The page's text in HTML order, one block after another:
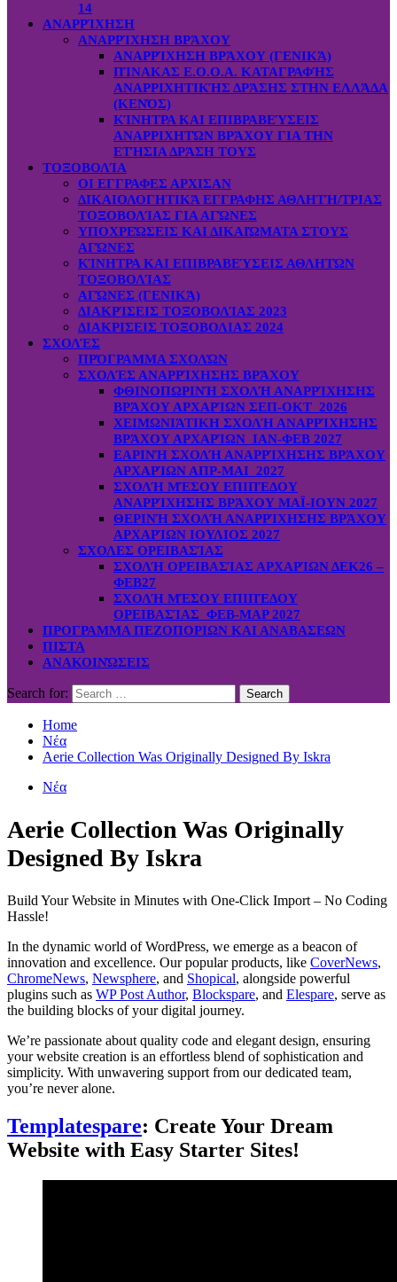
14
ΑΝΑΡΡΊΧΗΣΗ
ΑΝΑΡΡΊΧΗΣΗ ΒΡΆΧΟΥ
ΑΝΑΡΡΊΧΗΣΗ ΒΡΆΧΟΥ (ΓΕΝΙΚΆ)
ΠΊΝΑΚΑΣ Ε.Ο.Ο.Α. ΚΑΤΑΓΡΑΦΉΣ
ΑΝΑΡΡΙΧΗΤΙΚΉΣ ΔΡΆΣΗΣ ΣΤΗΝ ΕΛΛΆΔΑ
(ΚΕΝΌΣ)
ΚΊΝΗΤΡΑ ΚΑΙ ΕΠΙΒΡΑΒΕΎΣΕΙΣ
ΑΝΑΡΡΙΧΗΤΏΝ ΒΡΆΧΟΥ ΓΙΑ ΤΗΝ
ΕΤΉΣΙΑ ΔΡΆΣΗ ΤΟΥΣ
ΤΟΞΟΒΟΛΊΑ
ΟΙ ΕΓΓΡΑΦΕΣ ΑΡΧΙΣΑΝ
ΔΙΚΑΙΟΛΟΓΗΤΙΚΆ ΕΓΓΡΑΦΗΣ ΑΘΛΗΤΉ/ΤΡΙΑΣ
ΤΟΞΟΒΟΛΊΑΣ ΓΙΑ ΑΓΏΝΕΣ
ΥΠΟΧΡΕΏΣΕΙΣ ΚΑΙ ΔΙΚΑΙΏΜΑΤΑ ΣΤΟΥΣ
ΑΓΏΝΕΣ
ΚΊΝΗΤΡΑ ΚΑΙ ΕΠΙΒΡΑΒΕΎΣΕΙΣ ΑΘΛΗΤΏΝ
ΤΟΞΟΒΟΛΊΑΣ
ΑΓΏΝΕΣ (ΓΕΝΙΚΆ)
ΔΙΑΚΡΊΣΕΙΣ ΤΟΞΟΒΟΛΊΑΣ 2023
ΔΙΑΚΡΙΣΕΙΣ ΤΟΞΟΒΟΛΙΑΣ 2024
ΣΧΟΛΈΣ
ΠΡΌΓΡΑΜΜΑ ΣΧΟΛΏΝ
ΣΧΟΛΈΣ ΑΝΑΡΡΊΧΗΣΗΣ ΒΡΆΧΟΥ
ΦΘΙΝΟΠΩΡΙΝΉ ΣΧΟΛΉ ΑΝΑΡΡΊΧΗΣΗΣ
ΒΡΆΧΟΥ ΑΡΧΑΡΊΩΝ ΣΕΠ-ΟΚΤ 2026
ΧΕΙΜΩΝΙΆΤΙΚΗ ΣΧΟΛΉ ΑΝΑΡΡΊΧΗΣΗΣ
ΒΡΆΧΟΥ ΑΡΧΑΡΊΩΝ ΙΑΝ-ΦΕΒ 2027
ΕΑΡΙΝΉ ΣΧΟΛΉ ΑΝΑΡΡΊΧΗΣΗΣ ΒΡΆΧΟΥ
ΑΡΧΑΡΊΩΝ ΑΠΡ-ΜΑΙ 2027
ΣΧΟΛΉ ΜΈΣΟΥ ΕΠΙΠΈΔΟΥ
ΑΝΑΡΡΊΧΗΣΗΣ ΒΡΆΧΟΥ ΜΑΪ-ΙΟΥΝ 2027
ΘΕΡΙΝΉ ΣΧΟΛΉ ΑΝΑΡΡΊΧΗΣΗΣ ΒΡΆΧΟΥ
ΑΡΧΑΡΊΩΝ ΙΟΥΛΙΟΣ 2027
ΣΧΟΛΕΣ ΟΡΕΙΒΑΣΊΑΣ
ΣΧΟΛΉ ΟΡΕΙΒΑΣΊΑΣ ΑΡΧΑΡΊΩΝ ΔΕΚ26 –
ΦΕΒ27
ΣΧΟΛΉ ΜΈΣΟΥ ΕΠΙΠΈΔΟΥ
ΟΡΕΙΒΑΣΊΑΣ ΦΕΒ-ΜΑΡ 2027
ΠΡΟΓΡΑΜΜΑ ΠΕΖΟΠΟΡΙΩΝ ΚΑΙ ΑΝΑΒΑΣΕΩΝ
ΠΙΣΤΑ
ΑΝΑΚΟΙΝΏΣΕΙΣ
Search for:
Home
Νέα
Aerie Collection Was Originally Designed By Iskra
Νέα
Aerie Collection Was Originally
Designed By Iskra
Build Your Website in Minutes with One-Click Import – No Coding
Hassle!
In the dynamic world of WordPress, we emerge as a beacon of
innovation and excellence. Our popular products, like CoverNews,
ChromeNews, Newsphere, and Shopical, alongside powerful
plugins such as WP Post Author, Blockspare, and Elespare, serve as
the building blocks of your digital journey.
We’re passionate about quality code and elegant design, ensuring
your website creation is an effortless blend of sophistication and
simplicity. With unwavering support from our dedicated team,
you’re never alone.
Templatespare: Create Your Dream
Website with Easy Starter Sites!